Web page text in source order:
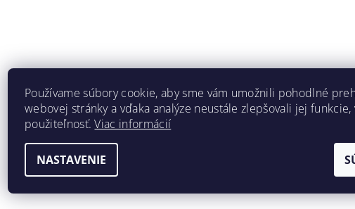
Používame súbory cookie, aby sme vám umožnili pohodlné
webovej stránky a vďaka analýze neustále zlepšovali jej funkcie,
použiteľnosť.Viac informácií
NASTAVENIE